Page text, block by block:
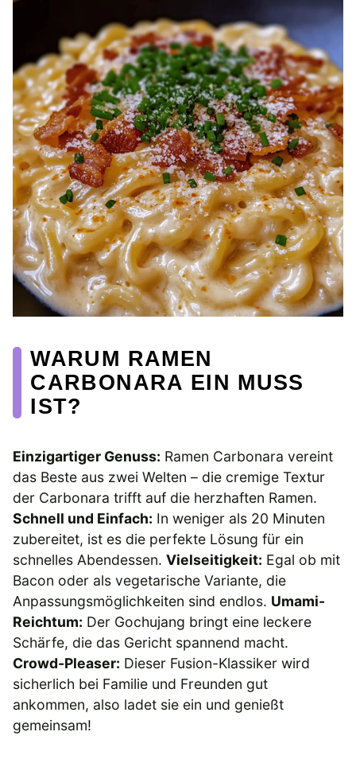
WARUM RAMEN
CARBONARA EIN MUSS
IST?
Einzigartiger Genuss: Ramen Carbonara vereint
das Beste aus zwei Welten – die cremige Textur
der Carbonara trifft auf die herzhaften Ramen.
Schnell und Einfach: In weniger als 20 Minuten
zubereitet, ist es die perfekte Lösung für ein
schnelles Abendessen. Vielseitigkeit: Egal ob mit
Bacon oder als vegetarische Variante, die
Anpassungsmöglichkeiten sind endlos. Umami-
Reichtum: Der Gochujang bringt eine leckere
Schärfe, die das Gericht spannend macht.
Crowd-Pleaser: Dieser Fusion-Klassiker wird
sicherlich bei Familie und Freunden gut
ankommen, also ladet sie ein und genießt
gemeinsam!